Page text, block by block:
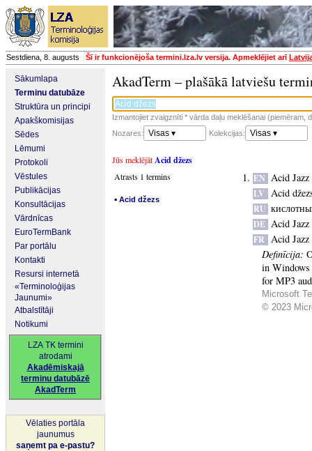
Sestdiena, 8. augusts Šī ir funkcionējoša termini.lza.lv versija. Apmeklējiet arī
Sākumlapa
Terminu datubāze
Struktūra un principi
Apakškomisijas
Sēdes
Lēmumi
Protokoli
Vēstules
Publikācijas
Konsultācijas
Vārdnīcas
EuroTermBank
Par portālu
Kontakti
Resursi internetā
«Terminoloģijas
Jaunumi»
Atbalstītāji
Notikumi
LZA TK termini
atrodami
Akadēmiskajā
terminu datubāzē
AkadTerm
Vēlaties portāla
jaunumus
saņemt pa e-pastu?
AkadTerm – plašākā latviešu
Izmantojiet zvaigznīti * vārda daļu meklēšanai (piemēram,
Nozares:
Visas ▾ Kolekcijas: Visas ▾
Jūs meklējātAcid džezs
Atrasts 1 termins
▪ Acid džezs
EN Acid Jazz
LV Acid
RU
DE Acid Jazz
FR Acid Jazz
Definīcija:
in Windows
for MP3
Microsoft
© 2023